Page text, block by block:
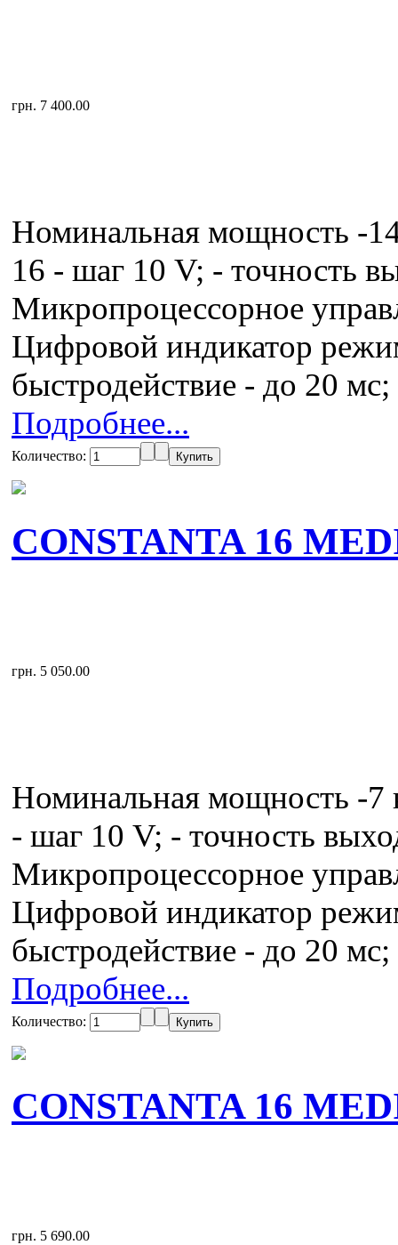
грн. 7 400.00
Номинальная мощность -
16 - шаг 10 V; - точность
Микропроцессорное
Цифровой индикатор
быстродействие - до 20
Подробнее...
Количество:
CONSTANTA 16
грн. 5 050.00
Номинальная мощность -7
- шаг 10 V; - точность
Микропроцессорное
Цифровой индикатор
быстродействие - до 20
Подробнее...
Количество:
CONSTANTA 16
грн. 5 690.00